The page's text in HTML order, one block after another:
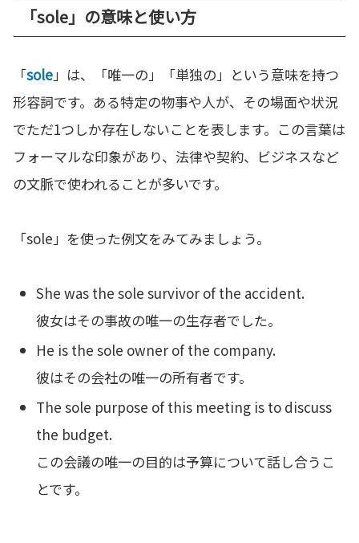
「sole」の意味と使い方
「sole」は、「唯一の」「単独の」という意味を持つ
形容詞です。ある特定の物事や人が、その場面や状況
でただ1つしか存在しないことを表します。この言葉は
フォーマルな印象があり、法律や契約、ビジネスなど
の文脈で使われることが多いです。
「sole」を使った例文をみてみましょう。
She was the sole survivor of the accident.
彼女はその事故の唯一の生存者でした。
He is the sole owner of the company.
彼はその会社の唯一の所有者です。
The sole purpose of this meeting is to discuss
the budget.
この会議の唯一の目的は予算について話し合うこ
とです。